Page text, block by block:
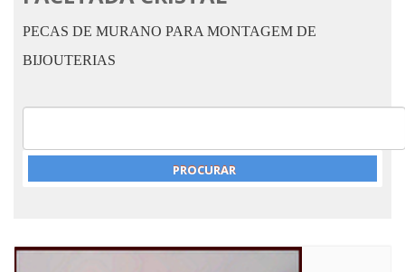
PECAS DE MURANO PARA MONTAGEM DE
BIJOUTERIAS